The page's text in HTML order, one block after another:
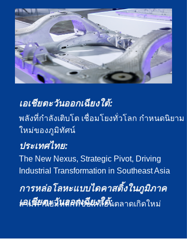
เอเชียตะวันออกเฉียงใต้:
ประเทศไทย:
การหล่อโลหะแบบไดคาสติ้งในภูมิภาค
เอเชียตะวันออกเฉียงใต้:
พลังที่กำลังเติบโต เชื่อมโยงทั่วโลก กำหนดนิยาม
ใหม่ของภูมิทัศน์
The New Nexus, Strategic Pivot, Driving
Industrial Transformation in Southeast Asia
สามค่านิยมหลักที่ขับเคลื่อนตลาดเกิดใหม่